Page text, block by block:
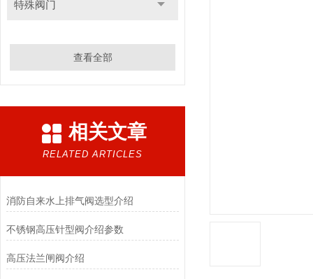
特殊阀门
查看全部
相关文章
RELATED ARTICLES
消防自来水上排气阀选型介绍
不锈钢高压针型阀介绍参数
高压法兰闸阀介绍